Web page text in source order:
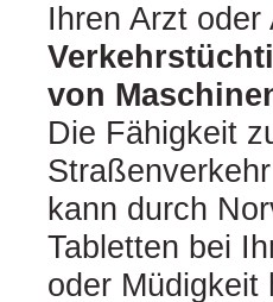
Ihren Arzt
von
Die Fähigkeit
kann durch
Tabletten bei
oder Müdigkeit